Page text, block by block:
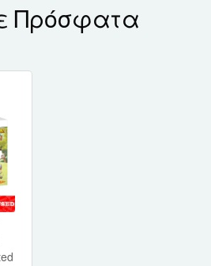
Πρόσφατα